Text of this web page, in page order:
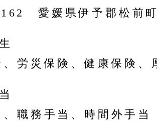
愛媛県伊予郡松前
、労災保険、健康保険、
職務手当、時間外手当